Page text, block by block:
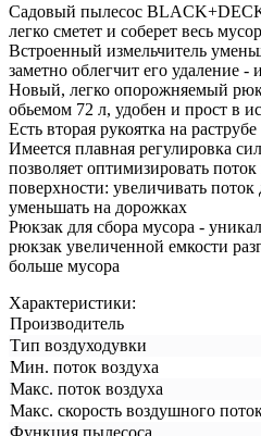
Садовый пылесос
легко сметет и соберет весь
Встроенный измельчитель
заметно облегчит его удаление -
Новый, легко опорожняемый
обьемом 72 л, удобен и прост в
Есть вторая рукоятка на раструбе
Имеется плавная регулировка
позволяет оптимизировать
поверхности: увеличивать поток
уменьшать на дорожках
Рюкзак для сбора мусора -
рюкзак увеличенной емкости
больше мусора
Характеристики:
Производитель
Тип воздуходувки
Мин. поток воздуха
Макс. поток воздуха
Макс. скорость воздушного
Функция пылесоса